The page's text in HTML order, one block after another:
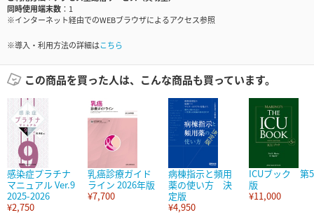
同時使用端末数
1
※インターネット経由でのWEBブラウザによるアクセス参照
※導入・利用方法の詳細はこちら
この商品を買った人は、こんな商品も買っています。
感染症プラチナ
マニュアル Ver.9
2025-2026
¥2,750
乳癌診療ガイド
ライン 2026年版
¥7,700
病棟指示と頻用
薬の使い方 決
定版
¥4,950
ICUブック 第5
版
¥11,000